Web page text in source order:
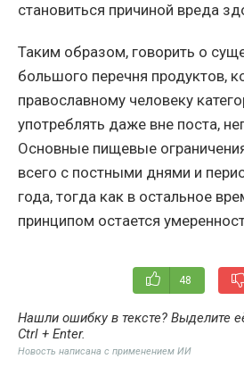
становиться причиной вреда
Таким образом, говорить о
большого перечня продуктов,
православному человеку
употреблять даже вне поста,
Основные пищевые
всего с постными днями и
года, тогда как в остальное
принципом остается
48
Нашли ошибку в тексте? Выделите
Ctrl + Enter.
Новость написана с применением ИИ